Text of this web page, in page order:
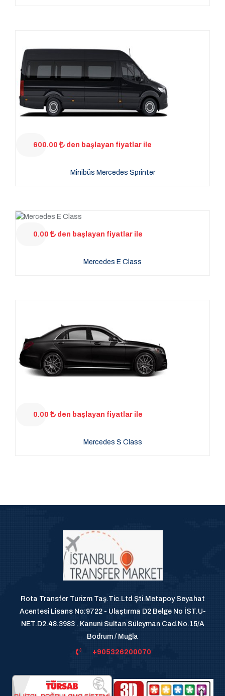
600.00 den başlayan fiyatlar ile
Minibüs Mercedes Sprinter
0.00 den başlayan fiyatlar ile
Mercedes E Class
0.00 den başlayan fiyatlar ile
Mercedes S Class
Rota Transfer Turizm Taş.Tic.Ltd.Şti.Metapoy Seyahat
Acentesi Lisans No:9722 - Ulaştırma D2 Belge No İST.U-
NET.D2.48.3983 . Kanuni Sultan Süleyman Cad.No.15/A
Bodrum / Muğla
+905326200070